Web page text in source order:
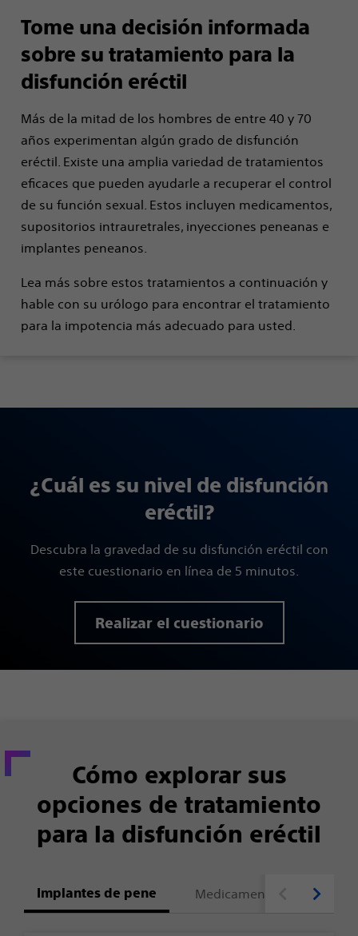
Tome una decisión informada
sobre su tratamiento para la
disfunción eréctil
Más de la mitad de los hombres de entre 40 y 70
años experimentan algún grado de disfunción
eréctil. Existe una amplia variedad de tratamientos
eficaces que pueden ayudarle a recuperar el control
de su función sexual. Estos incluyen medicamentos,
supositorios intrauretrales, inyecciones peneanas e
implantes peneanos.
Lea más sobre estos tratamientos a continuación y
hable con su urólogo para encontrar el tratamiento
para la impotencia más adecuado para usted.
¿Cuál es su nivel de disfunción
eréctil?
Descubra la gravedad de su disfunción eréctil con
este cuestionario en línea de 5 minutos.
Realizar el cuestionario
Cómo explorar sus
opciones de tratamiento
para la disfunción eréctil
Implantes de pene Medicamentos orales con